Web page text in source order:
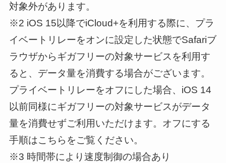
対象外があります。
※2 iOS 15以降でiCloud+を利用する際に、プラ
イベートリレーをオンに設定した状態でSafariブ
ラウザからギガフリーの対象サービスを利用す
ると、データ量を消費する場合がございます。
プライベートリレーをオフにした場合、iOS 14
以前同様にギガフリーの対象サービスがデータ
量を消費せずご利用いただけます。オフにする
手順はこちらをご覧ください。
※3 時間帯により速度制御の場合あり